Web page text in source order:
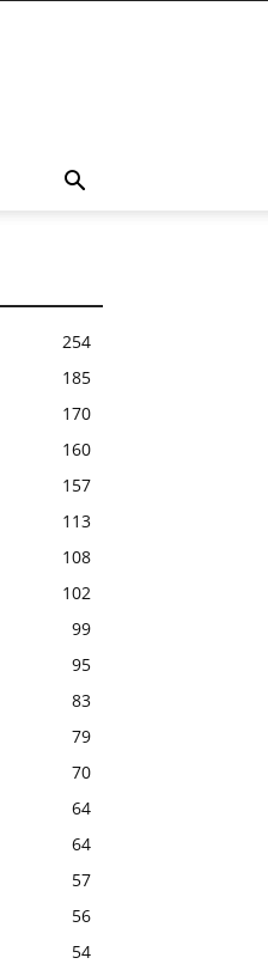
254
185
170
160
157
113
108
102
99
95
83
79
70
64
64
57
56
54